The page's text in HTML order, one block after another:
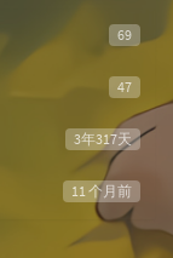
69
47
3年317天
11 个月前